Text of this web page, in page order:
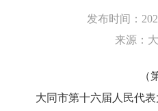
发布时间：
来源：
（
大同市第十六届人民代